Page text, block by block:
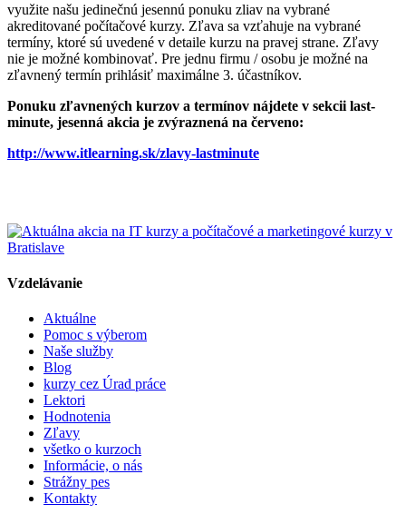
využite našu jedinečnú jesennú ponuku zliav na vybrané
akreditované počítačové kurzy. Zľava sa vzťahuje na vybrané
termíny, ktoré sú uvedené v detaile kurzu na pravej strane. Zľavy
nie je možné kombinovať. Pre jednu firmu / osobu je možné na
zľavnený termín prihlásiť maximálne 3. účastníkov.
Ponuku zľavnených kurzov a termínov nájdete v sekcii last-
minute, jesenná akcia je zvýraznená na červeno:
http://www.itlearning.sk/zlavy-lastminute
Vzdelávanie
Aktuálne
Pomoc s výberom
Naše služby
Blog
kurzy cez Úrad práce
Lektori
Hodnotenia
Zľavy
všetko o kurzoch
Informácie, o nás
Strážny pes
Kontakty